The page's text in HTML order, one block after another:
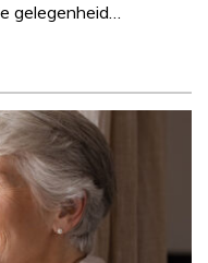
gelegenheid…